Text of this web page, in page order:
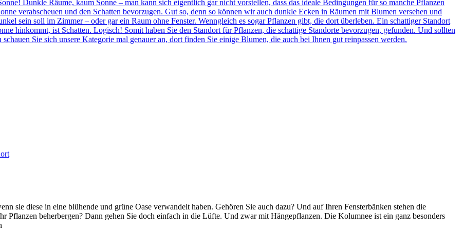
Dunkle Räume, kaum Sonne – man kann sich eigentlich gar nicht vorstellen, dass das ideale Bedingungen für so manche Pflanzen
verabscheuen und den Schatten bevorzugen. Gut so, denn so können wir auch dunkle Ecken in Räumen mit Blumen versehen und
sein soll im Zimmer – oder gar ein Raum ohne Fenster. Wenngleich es sogar Pflanzen gibt, die dort überleben. Ein schattiger Standort
hinkommt, ist Schatten. Logisch! Somit haben Sie den Standort für Pflanzen, die schattige Standorte bevorzugen, gefunden. Und sollten
Sie sich unsere Kategorie mal genauer an, dort finden Sie einige Blumen, die auch bei Ihnen gut reinpassen werden.
sie diese in eine blühende und grüne Oase verwandelt haben. Gehören Sie auch dazu? Und auf Ihren Fensterbänken stehen die
Pflanzen beherbergen? Dann gehen Sie doch einfach in die Lüfte. Und zwar mit Hängepflanzen. Die Kolumnee ist ein ganz besonders